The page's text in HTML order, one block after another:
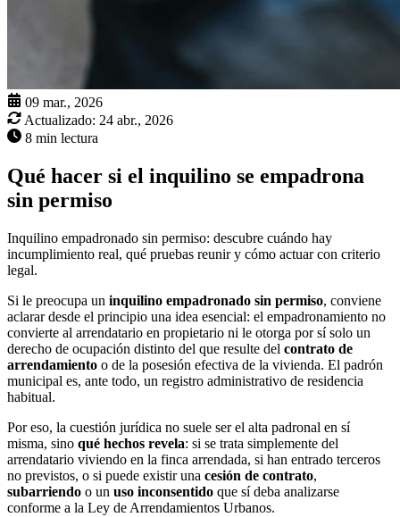
09 mar., 2026
Actualizado: 24 abr., 2026
8 min lectura
Qué hacer si el inquilino se empadrona
sin permiso
Inquilino empadronado sin permiso: descubre cuándo hay
incumplimiento real, qué pruebas reunir y cómo actuar con criterio
legal.
Si le preocupa un inquilino empadronado sin permiso, conviene
aclarar desde el principio una idea esencial: el empadronamiento no
convierte al arrendatario en propietario ni le otorga por sí solo un
derecho de ocupación distinto del que resulte del contrato de
arrendamiento o de la posesión efectiva de la vivienda. El padrón
municipal es, ante todo, un registro administrativo de residencia
habitual.
Por eso, la cuestión jurídica no suele ser el alta padronal en sí
misma, sino qué hechos revela: si se trata simplemente del
arrendatario viviendo en la finca arrendada, si han entrado terceros
no previstos, o si puede existir una cesión de contrato,
subarriendo o un uso inconsentido que sí deba analizarse
conforme a la Ley de Arrendamientos Urbanos.